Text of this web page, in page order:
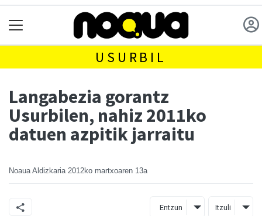
USURBIL
Langabezia gorantz
Usurbilen, nahiz 2011ko
datuen azpitik jarraitu
Noaua Aldizkaria 2012ko martxoaren 13a
Entzun Itzuli